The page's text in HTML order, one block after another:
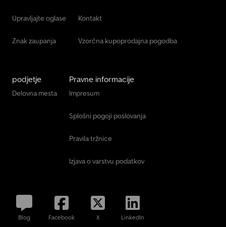
Upravljajte oglase
Znak zaupanja
Kontakt
Vzorčna kupoprodajna pogodba
podjetje
Delovna mesta
Pravne informacije
Impresum
Splošni pogoji poslovanja
Pravila tržnice
Izjava o varstvu podatkov
Blog Facebook X LinkedIn